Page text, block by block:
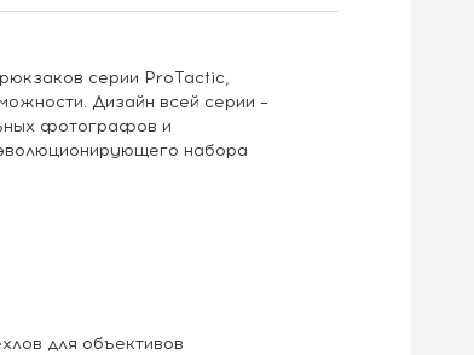
серии ProTactic,
Дизайн всей серии –
фотографов и
набора
для объективов